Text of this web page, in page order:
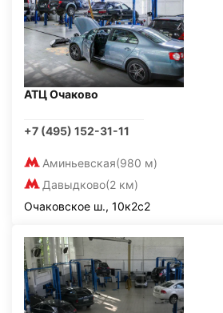
АТЦ Очаково
+7 (495) 152-31-11
Аминьевская(980 м)
Давыдково(2 км)
Очаковское ш., 10к2с2